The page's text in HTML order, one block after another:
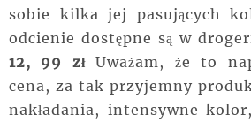
sobie kilka jej pasujących
odcienie dostępne są w
12, 99 złUważam, że to
cena, za tak przyjemny
nakładania, intensywne